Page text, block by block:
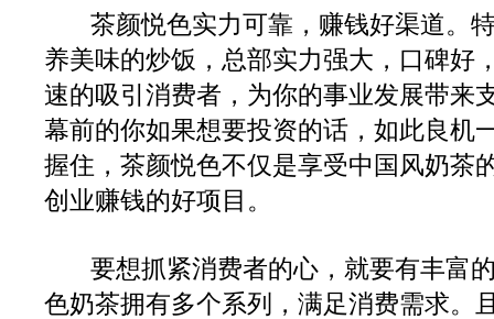
茶颜悦色实力可靠，赚钱好渠道。
养美味的炒饭，总部实力强大，口碑好
速的吸引消费者，为你的事业发展带来
幕前的你如果想要投资的话，如此良机
握住，茶颜悦色不仅是享受中国风奶茶
创业赚钱的好项目。
要想抓紧消费者的心，就要有丰富
色奶茶拥有多个系列，满足消费需求。